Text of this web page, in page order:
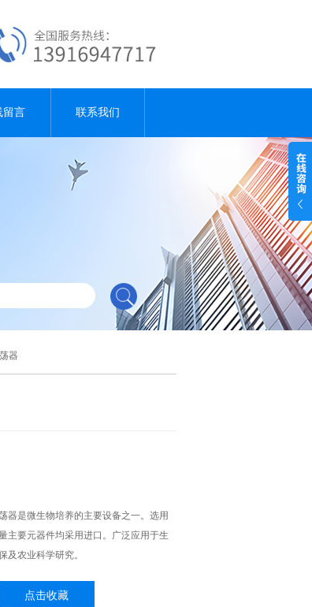
留言 联系我们
器
器是微生物培养的主要设备之一。选用
主要元器件均采用进口。广泛应用于生
及农业科学研究。
点击收藏